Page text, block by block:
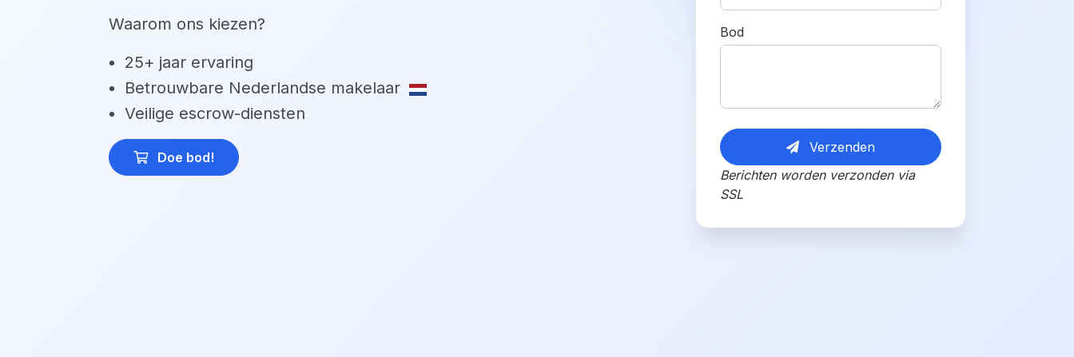
Waarom ons kiezen?
25+ jaar ervaring
Betrouwbare Nederlandse makelaar
Veilige escrow-diensten
Doe bod!
Bod
Verzenden
Berichten worden verzonden via
SSL